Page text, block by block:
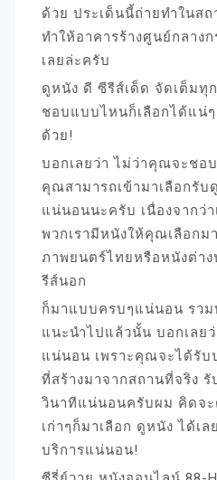
ด้วย ประเด็นนี้ถ่ายทำในส
ทำให้อาคารร้างศูนย์กลาง
เลยล่ะครับ
ดูหนัง ดี ซีรีส์เด็ด จัดเต็มทุ
ชอบแบบไหนก็เลือกได้แน่
ด้วย!
บอกเลยว่า ไม่ว่าคุณจะชอ
คุณสามารถเข้ามาเลือกรับ
แน่นอนนะครับ เนื่องจากว่
พวกเรามีหนังให้คุณเลือกม
ภาพยนตร์ไทยหรือหนังต่า
รีส์นอก
ก็มาแบบครบๆแน่นอน รว
แนะนำไปแล้วนั้น บอกเลย
แน่นอน เพราะคุณจะได้รั
ที่สร้างมาจากสถานที่จริง
วินาทีแน่นอนครับผม คิดจ
เก่าๆก็มาเลือก ดูหนัง ได้เล
บริการแน่นอน!